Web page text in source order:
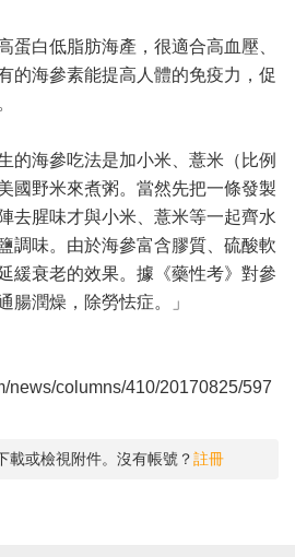
白低脂肪海產，很適合高血壓、
的海參素能提高人體的免疫力，促
海參吃法是加小米、薏米（比例
國野米來煮粥。當然先把一條發製
去腥味才與小米、薏米等一起齊水
調味。由於海參富含膠質、硫酸軟
緩衰老的效果。據《藥性考》對參
腸潤燥，除勞怯症。」
news/columns/410/20170825/597
載或檢視附件。沒有帳號？註冊